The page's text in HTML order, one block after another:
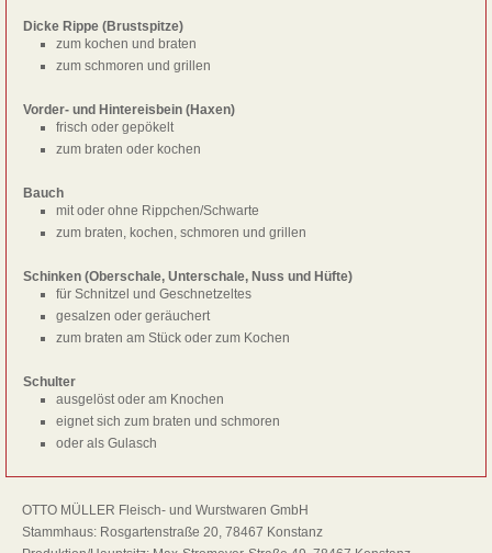
Dicke Rippe (Brustspitze)
zum kochen und braten
zum schmoren und grillen
Vorder- und Hintereisbein (Haxen)
frisch oder gepökelt
zum braten oder kochen
Bauch
mit oder ohne Rippchen/Schwarte
zum braten, kochen, schmoren und grillen
Schinken (Oberschale, Unterschale, Nuss und Hüfte)
für Schnitzel und Geschnetzeltes
gesalzen oder geräuchert
zum braten am Stück oder zum Kochen
Schulter
ausgelöst oder am Knochen
eignet sich zum braten und schmoren
oder als Gulasch
OTTO MÜLLER Fleisch- und Wurstwaren GmbH
Stammhaus: Rosgartenstraße 20, 78467 Konstanz